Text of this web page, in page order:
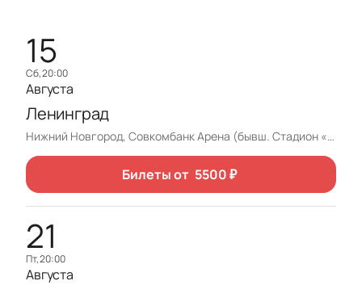
15
сб, 20:00
Августа
Ленинград
Нижний Новгород, Совкомбанк Арена (бывш. Стадион «Нижний Новгород»)
Билеты от 5500₽
21
пт, 20:00
Августа